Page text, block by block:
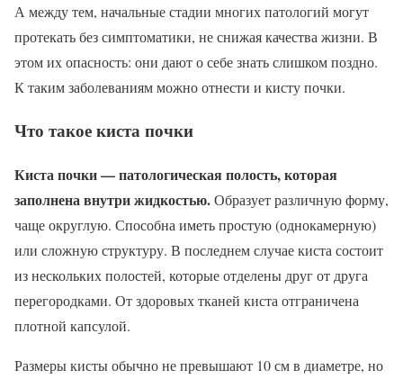
А между тем, начальные стадии многих патологий могут
протекать без симптоматики, не снижая качества жизни. В
этом их опасность: они дают о себе знать слишком поздно.
К таким заболеваниям можно отнести и кисту почки.
Что такое киста почки
Киста почки — патологическая полость, которая
заполнена внутри жидкостью.Образует различную форму,
чаще округлую. Способна иметь простую (однокамерную)
или сложную структуру. В последнем случае киста состоит
из нескольких полостей, которые отделены друг от друга
перегородками. От здоровых тканей киста отграничена
плотной капсулой.
Размеры кисты обычно не превышают 10 см в диаметре, но